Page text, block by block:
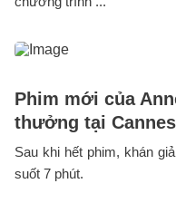
Phim mới của
thưởng tại Cannes
Sau khi hết phim, khán
suốt 7 phút.